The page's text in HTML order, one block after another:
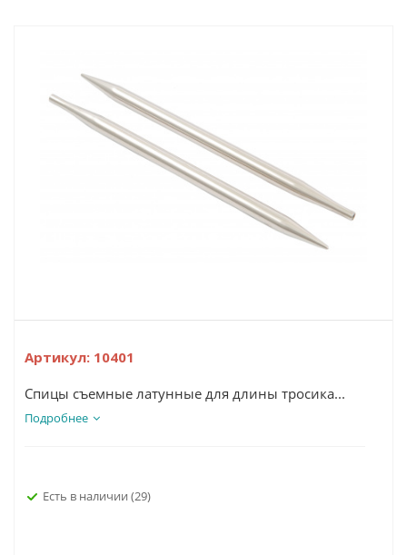
Артикул: 10401
Спицы съемные латунные для длины тросика...
Подробнее
Есть в наличии (29)